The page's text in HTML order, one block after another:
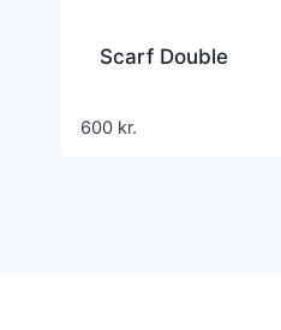
Scarf Double
600 kr.